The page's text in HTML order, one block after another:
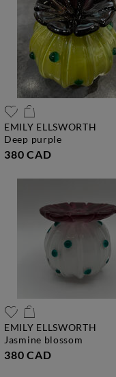
EMILY ELLSWORTH
deep purple
380 CAD
EMILY ELLSWORTH
jasmine blossom
380 CAD